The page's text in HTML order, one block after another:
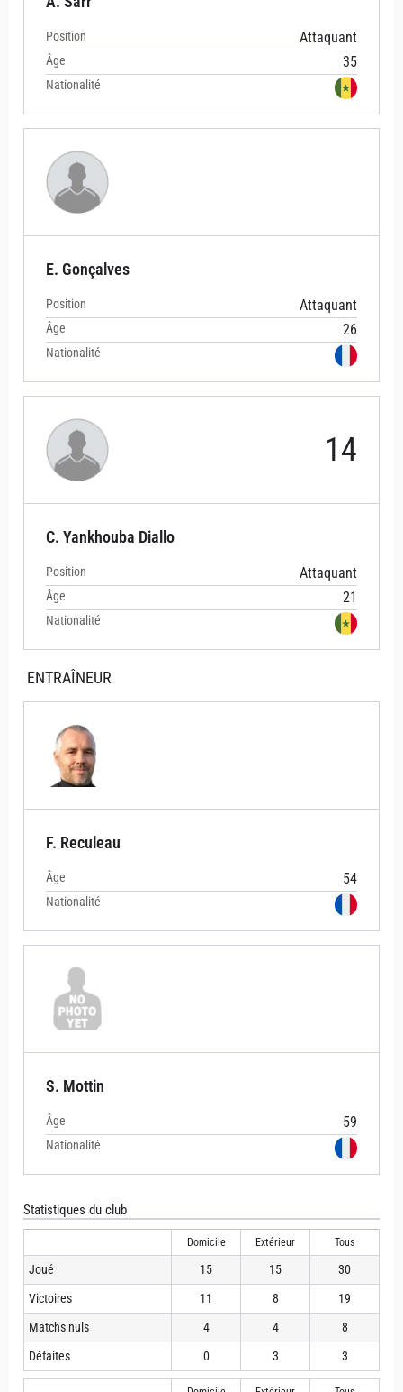
Position Attaquant
Âge 35
Nationalité
E. Gonçalves
Position Attaquant
Âge 26
Nationalité
14
C. Yankhouba Diallo
Position Attaquant
Âge 21
Nationalité
ENTRAÎNEUR
F. Reculeau
Âge 54
Nationalité
S. Mottin
Âge 59
Nationalité
Statistiques du club
Domicile Extérieur Tous
Joué 15 15
30
Victoires
11 8
19
Matchs nuls
4 4
8
Défaites
0 3 3